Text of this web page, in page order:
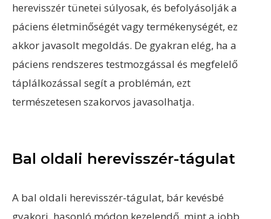
herevisszér tünetei súlyosak, és befolyásolják a
páciens életminőségét vagy termékenységét, ez
akkor javasolt megoldás. De gyakran elég, ha a
páciens rendszeres testmozgással és megfelelő
táplálkozással segít a problémán, ezt
természetesen szakorvos javasolhatja.
Bal oldali herevisszér-tágulat
A bal oldali herevisszér-tágulat, bár kevésbé